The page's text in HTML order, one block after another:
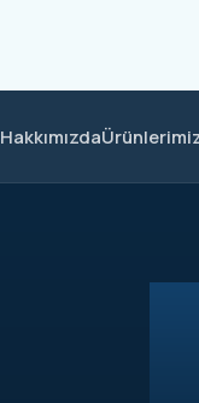
Hakkımızda